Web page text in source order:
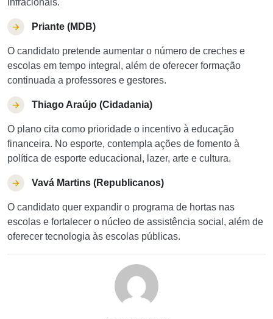
infracionais.
Priante (MDB)
O candidato pretende aumentar o número de creches e
escolas em tempo integral, além de oferecer formação
continuada a professores e gestores.
Thiago Araújo (Cidadania)
O plano cita como prioridade o incentivo à educação
financeira. No esporte, contempla ações de fomento à
política de esporte educacional, lazer, arte e cultura.
Vavá Martins (Republicanos)
O candidato quer expandir o programa de hortas nas
escolas e fortalecer o núcleo de assistência social, além de
oferecer tecnologia às escolas públicas.